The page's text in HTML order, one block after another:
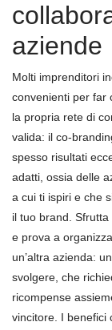
aziende
Molti imprenditori
convenienti per far
la propria rete di
valida: il co-
spesso risultati
adatti, ossia delle
a cui ti ispiri e che
il tuo brand.
e prova a
un’altra azienda:
svolgere, che
ricompense
vincitore. I benefici